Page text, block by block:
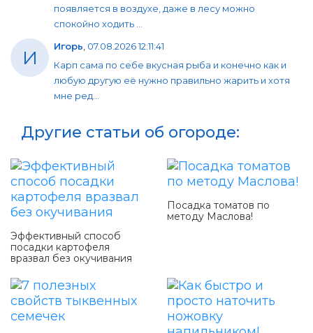
появляется в воздухе, даже в лесу можно
спокойно ходить ...
И Игорь, 07.08.2026 12:11:41
Карп сама по себе вкусная рыба и конечно как и
любую другую её нужно правильно жарить и хотя
мне ред...
Другие статьи об огороде:
Эффективный способ
посадки картофеля
вразвал без окучивания
Посадка томатов по
методу Маслова!